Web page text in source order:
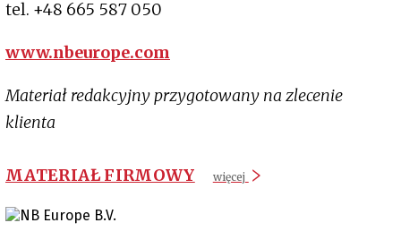
tel. +48 665 587 050
www.nbeurope.com
Materiał redakcyjny przygotowany na zlecenie
klienta
MATERIAŁ FIRMOWY więcej